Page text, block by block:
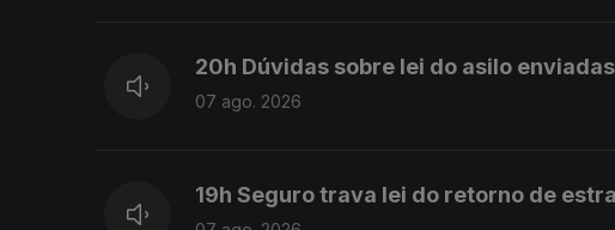
20h Dúvidas sobre lei do asilo
07 ago. 2026
19h Seguro trava lei do retorno de